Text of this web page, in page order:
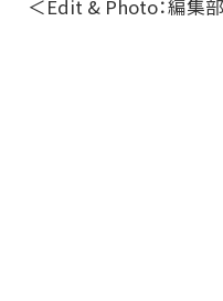
＜Edit & Photo：編集